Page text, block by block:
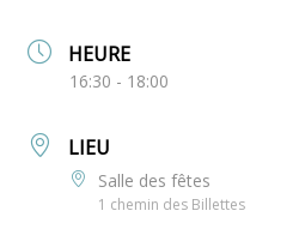
HEURE
16:30 - 18:00
LIEU
Salle des fêtes
1 chemin des Billettes